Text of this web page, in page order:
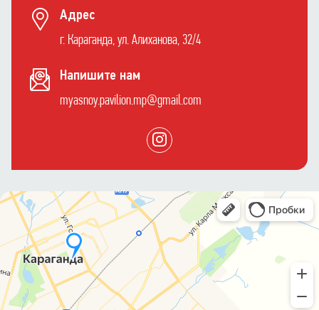
Адрес
г. Караганда, ул. Алиханова, 32/4
Напишите нам
myasnoy.pavilion.mp@gmail.com